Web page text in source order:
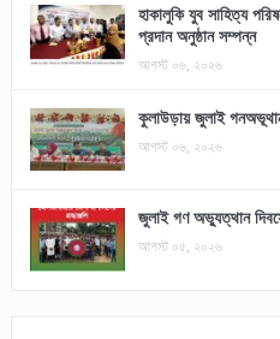
হাকালুকি যুব সাহিত্য
প্রদান অনুষ্ঠান সম্পন্ন
আগস্ট ০৬, ২০২৬
কুলাউড়ায় জুলাই
আগস্ট ০৬, ২০২৬
জুলাই গণ অভ্যুত্থান
আগস্ট ০৫, ২০২৬